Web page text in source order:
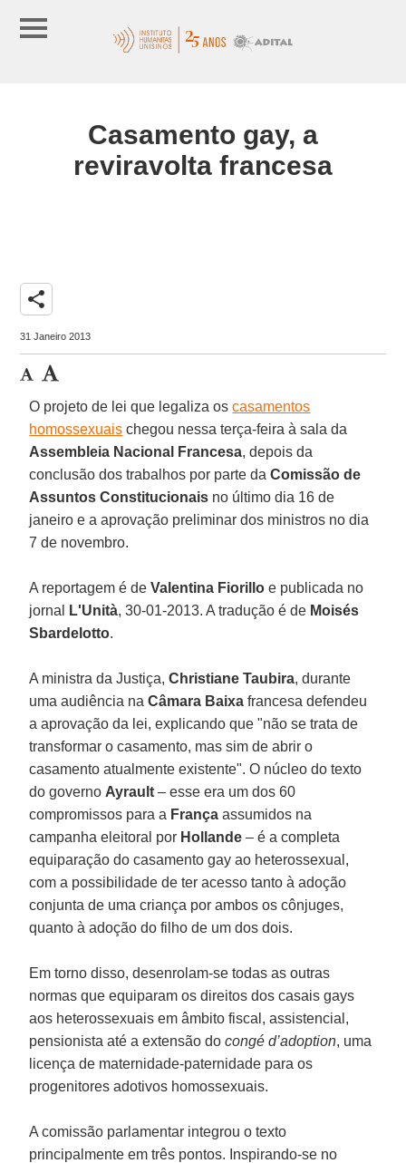
Casamento gay, a
reviravolta francesa
share
31 Janeiro 2013
O projeto de lei que legaliza oscasamentos
homossexuais chegou nessa terça-feira à sala da
Assembleia Nacional Francesa, depois da
conclusão dos trabalhos por parte daComissão de
Assuntos Constitucionais no último dia 16 de
janeiro e a aprovação preliminar dos ministros no dia
7 de novembro.
A reportagem é deValentina Fiorillo e publicada no
jornal
L'Unità, 30-01-2013. A tradução é de Moisés
Sbardelotto.
A ministra da Justiça,Christiane Taubira, durante
uma audiência naCâmara Baixafrancesa defendeu
a aprovação da lei, explicando que "não se trata de
transformar o casamento, mas sim de abrir o
casamento atualmente existente". O núcleo do texto
do governo Ayrault– esse era um dos 60
compromissos para a Françaassumidos na
campanha eleitoral por Hollande– é a completa
equiparação do casamento gay ao heterossexual,
com a possibilidade de ter acesso tanto à adoção
conjunta de uma criança por ambos os cônjuges,
quanto à adoção do filho de um dos dois.
Em torno disso, desenrolam-se todas as outras
normas que equiparam os direitos dos casais gays
aos heterossexuais em âmbito fiscal, assistencial,
pensionista até a extensão docongé d’adoption, uma
licença de maternidade-paternidade para os
progenitores adotivos homossexuais.
A comissão parlamentar integrou o texto
principalmente em três pontos. Inspirando-se no